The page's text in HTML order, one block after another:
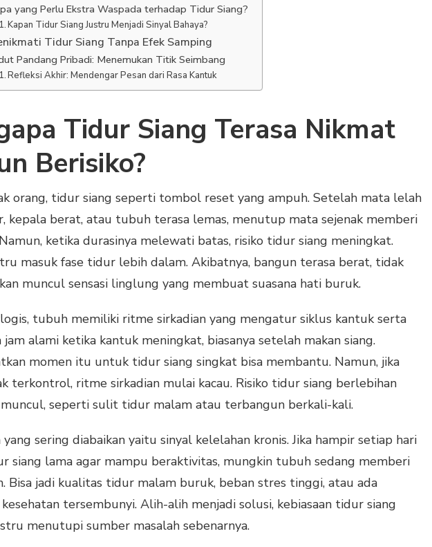
yang Perlu Ekstra Waspada terhadap Tidur Siang?
Kapan Tidur Siang Justru Menjadi Sinyal Bahaya?
Tidur Siang Tanpa Efek Samping
Pandang Pribadi: Menemukan Titik Seimbang
Refleksi Akhir: Mendengar Pesan dari Rasa Kantuk
Tidur Siang Terasa Nikmat
Berisiko?
orang, tidur siang seperti tombol reset yang ampuh. Setelah mata lelah
kepala berat, atau tubuh terasa lemas, menutup mata sejenak memberi
ketika durasinya melewati batas, risiko tidur siang meningkat.
masuk fase tidur lebih dalam. Akibatnya, bangun terasa berat, tidak
muncul sensasi linglung yang membuat suasana hati buruk.
tubuh memiliki ritme sirkadian yang mengatur siklus kantuk serta
jam alami ketika kantuk meningkat, biasanya setelah makan siang.
momen itu untuk tidur siang singkat bisa membantu. Namun, jika
terkontrol, ritme sirkadian mulai kacau. Risiko tidur siang berlebihan
seperti sulit tidur malam atau terbangun berkali-kali.
sering diabaikan yaitu sinyal kelelahan kronis. Jika hampir setiap hari
siang lama agar mampu beraktivitas, mungkin tubuh sedang memberi
Bisa jadi kualitas tidur malam buruk, beban stres tinggi, atau ada
tersembunyi. Alih-alih menjadi solusi, kebiasaan tidur siang
menutupi sumber masalah sebenarnya.